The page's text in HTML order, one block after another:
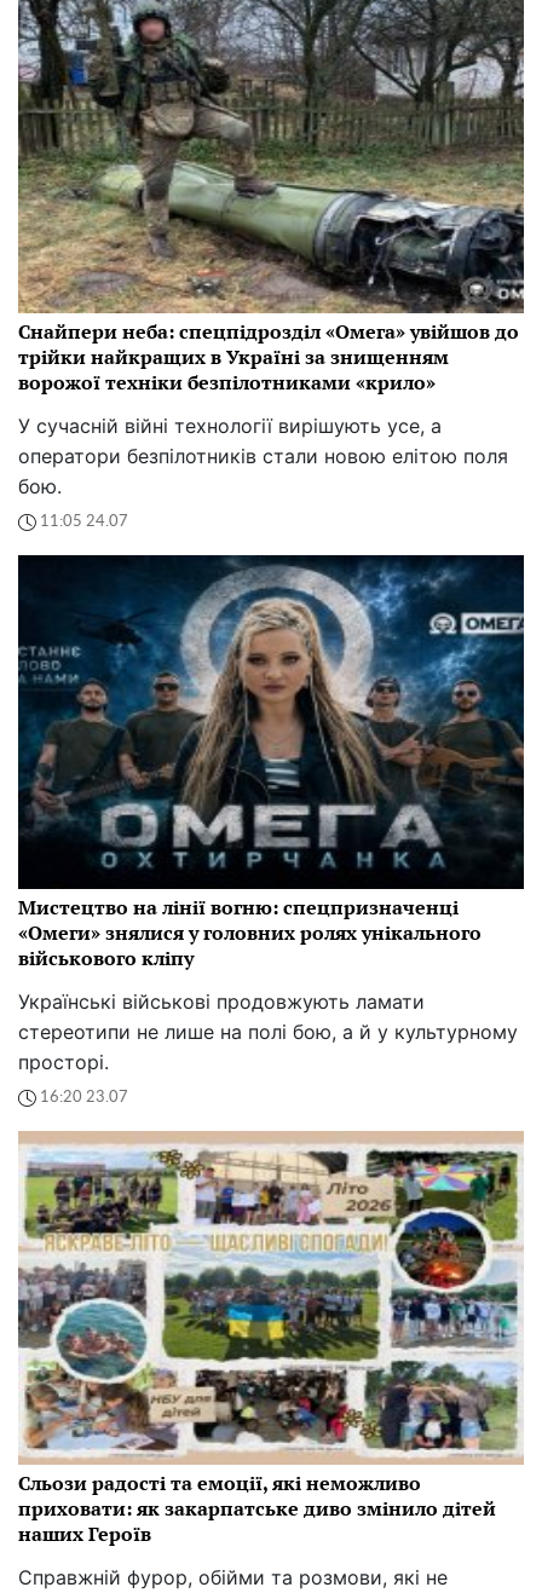
Снайпери неба: спецпідрозділ «Омега» увійшов до
трійки найкращих в Україні за знищенням
ворожої техніки безпілотниками «крило»
У сучасній війні технології вирішують усе, а
оператори безпілотників стали новою елітою поля
бою.
11:05 24.07
Мистецтво на лінії вогню: спецпризначенці
«Омеги» знялися у головних ролях унікального
військового кліпу
Українські військові продовжують ламати
стереотипи не лише на полі бою, а й у культурному
просторі.
16:20 23.07
Сльози радості та емоції, які неможливо
приховати: як закарпатське диво змінило дітей
наших Героїв
Справжній фурор, обійми та розмови, які не